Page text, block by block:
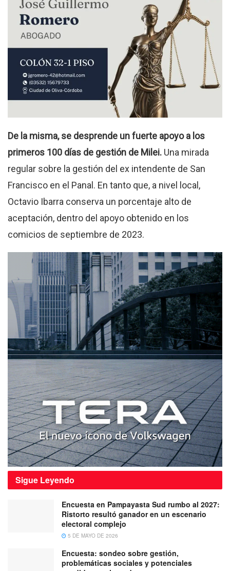
De la misma, se desprende un fuerte apoyo a los
primeros 100 días de gestión de Milei. Una mirada
regular sobre la gestión del ex intendente de San
Francisco en el Panal. En tanto que, a nivel local,
Octavio Ibarra conserva un porcentaje alto de
aceptación, dentro del apoyo obtenido en los
comicios de septiembre de 2023.
Sigue Leyendo
Encuesta en Pampayasta Sud rumbo al 2027:
Ristorto resultó ganador en un escenario
electoral complejo
5 DE MAYO DE 2026
Encuesta: sondeo sobre gestión,
problemáticas sociales y potenciales